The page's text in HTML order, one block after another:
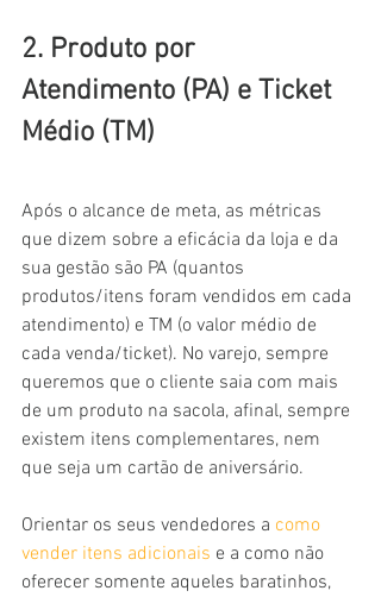
2. Produto por
Atendimento (PA) e Ticket
Médio (TM)
Após o alcance de meta, as métricas
que dizem sobre a eficácia da loja e da
sua gestão são PA (quantos
produtos/itens foram vendidos em cada
atendimento) e TM (o valor médio de
cada venda/ticket). No varejo, sempre
queremos que o cliente saia com mais
de um produto na sacola, afinal, sempre
existem itens complementares, nem
que seja um cartão de aniversário.
Orientar os seus vendedores a como
vender itens adicionais e a como não
oferecer somente aqueles baratinhos,